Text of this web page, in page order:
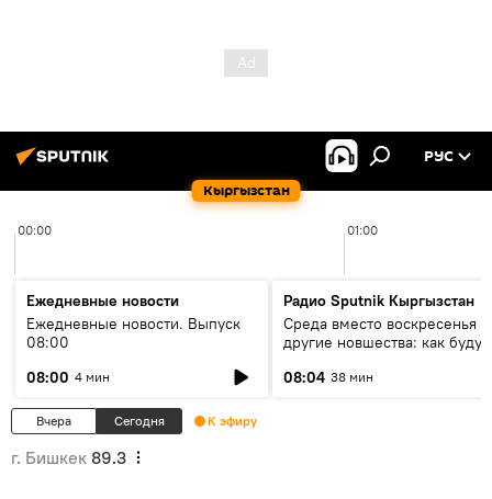
Кыргызстан
РУС
00:00 01:00
Ежедневные новости
Ежедневные новости. Выпуск
08:00
08:00 4 мин
Радио Sputnik Кыргызстан
Среда вместо воскресенья и
другие новшества: как будут
08:04 38 мин
Вчера Сегодня К эфиру
г. Бишкек 89.3